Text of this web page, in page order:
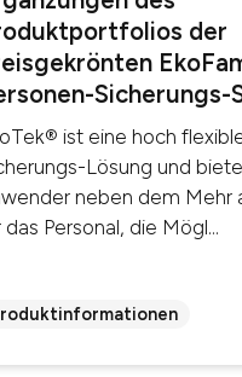
der
Sicherungs-
ist eine hoch
Lösung und
neben dem Mehr
das Personal, die Mögl...